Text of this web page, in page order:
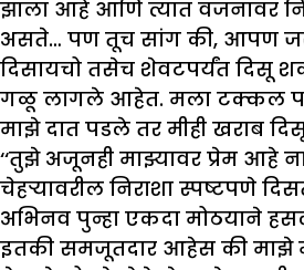
झाला आहे आणि त्यात वजनावर
असते… पण तूच सांग की, आपण
दिसायचो तसेच शेवटपर्यंत दिसू
गळू लागले आहेत. मला टक्कल
माझे दात पडले तर मीही खराब
‘‘तुझे अजूनही माझ्यावर प्रेम आहे
चेहऱ्यावरील निराशा स्पष्टपणे
अभिनव पुन्हा एकदा मोठयाने
इतकी समजूतदार आहेस की माझे